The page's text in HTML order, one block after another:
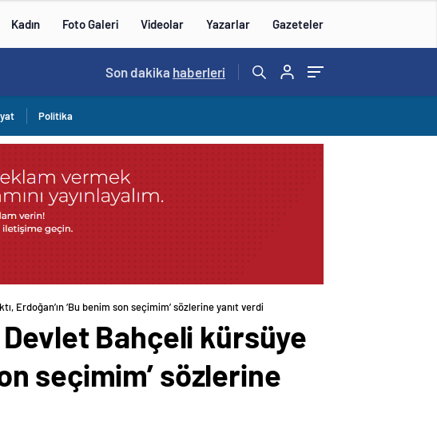
Kadın Foto Galeri Videolar Yazarlar Gazeteler
15:20 /
Son dakika haberleri
Politika
Erdoğan’ın ‘Bu benim son seçimim’ sözlerine yanıt verdi
Bahçeli kürsüye
seçimim’ sözlerine